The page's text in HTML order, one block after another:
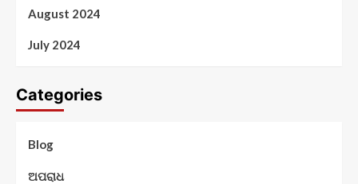
August 2024
July 2024
Categories
Blog
ଅପରାଧ